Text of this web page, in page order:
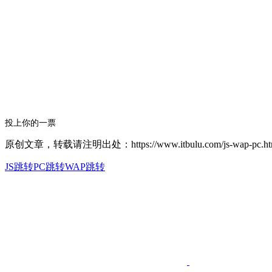
投上你的一票
原创文章，转载请注明出处：https://www.itbulu.com/js-wap-
JS跳转PC跳转WAP跳转